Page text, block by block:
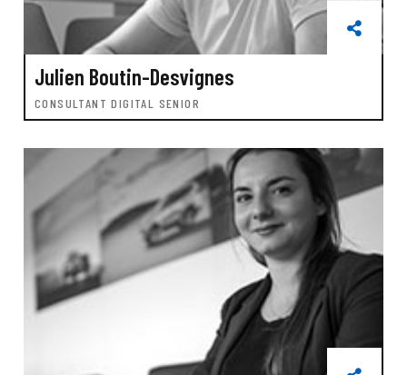
Julien Boutin-Desvignes
CONSULTANT DIGITAL SENIOR